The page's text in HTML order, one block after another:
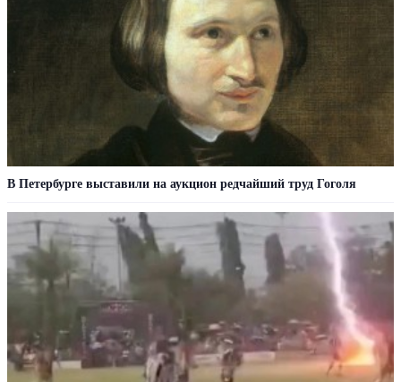
В Петербурге выставили на аукцион редчайший труд Гоголя